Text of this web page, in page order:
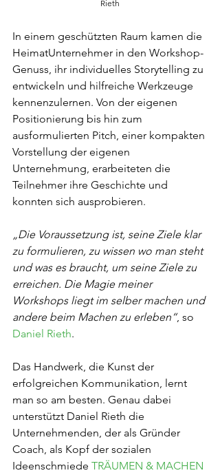
Rieth
In einem geschützten Raum kamen die
HeimatUnternehmer in den Workshop-
Genuss, ihr individuelles Storytelling zu
entwickeln und hilfreiche Werkzeuge
kennenzulernen. Von der eigenen
Positionierung bis hin zum
ausformulierten Pitch, einer kompakten
Vorstellung der eigenen
Unternehmung, erarbeiteten die
Teilnehmer ihre Geschichte und
konnten sich ausprobieren.
„Die Voraussetzung ist, seine Ziele klar
zu formulieren, zu wissen wo man steht
und was es braucht, um seine Ziele zu
erreichen. Die Magie meiner
Workshops liegt im selber machen und
andere beim Machen zu erleben“, so
Daniel Rieth.
Das Handwerk, die Kunst der
erfolgreichen Kommunikation, lernt
man so am besten. Genau dabei
unterstützt Daniel Rieth die
Unternehmenden, der als Gründer
Coach, als Kopf der sozialen
Ideenschmiede TRÄUMEN & MACHEN